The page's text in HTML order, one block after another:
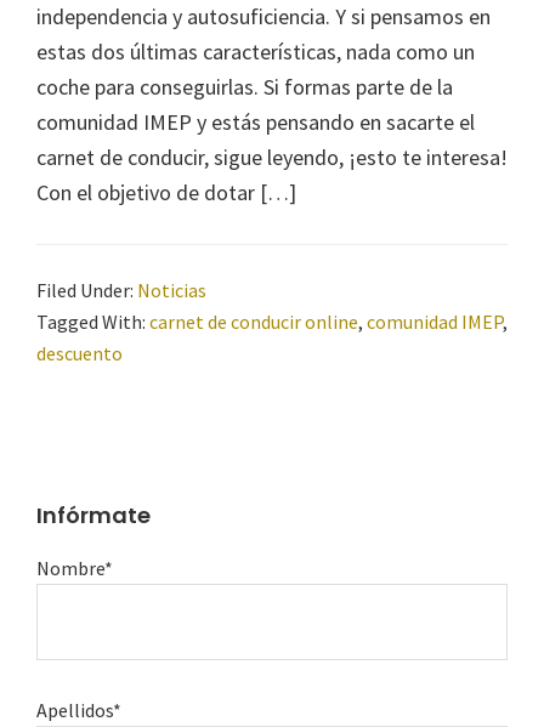
independencia y autosuficiencia. Y si pensamos en
estas dos últimas características, nada como un
coche para conseguirlas. Si formas parte de la
comunidad IMEP y estás pensando en sacarte el
carnet de conducir, sigue leyendo, ¡esto te interesa!
Con el objetivo de dotar […]
Filed Under: Noticias
Tagged With: carnet de conducir online, comunidad IMEP,
descuento
Infórmate
Nombre*
Apellidos*